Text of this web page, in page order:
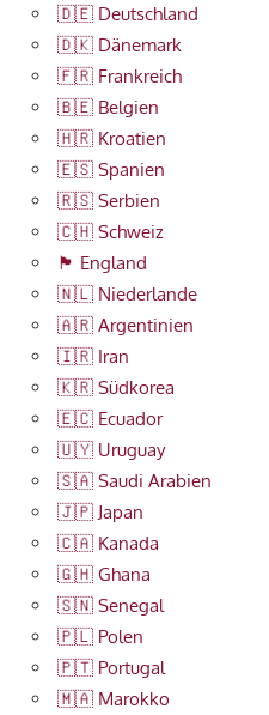
🇩🇪 Deutschland
🇩🇰 Dänemark
🇫🇷 Frankreich
🇧🇪 Belgien
🇭🇷 Kroatien
🇪🇸 Spanien
🇷🇸 Serbien
🇨🇭 Schweiz
🏴󠁧󠁢󠁥󠁮󠁧󠁿 England
🇳🇱 Niederlande
🇦🇷 Argentinien
🇮🇷 Iran
🇰🇷 Südkorea
🇪🇨 Ecuador
🇺🇾 Uruguay
🇸🇦 Saudi Arabien
🇯🇵 Japan
🇨🇦 Kanada
🇬🇭 Ghana
🇸🇳 Senegal
🇵🇱 Polen
🇵🇹 Portugal
🇲🇦 Marokko